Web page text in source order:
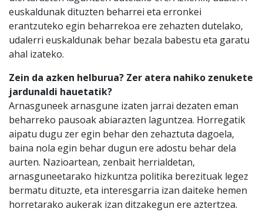
euskaldunak dituzten beharrei eta erronkei
erantzuteko egin beharrekoa ere zehazten dutelako,
udalerri euskaldunak behar bezala babestu eta garatu
ahal izateko.
Zein da azken helburua? Zer atera nahiko zenukete
jardunaldi hauetatik?
Arnasguneek arnasgune izaten jarrai dezaten eman
beharreko pausoak abiarazten laguntzea. Horregatik
aipatu dugu zer egin behar den zehaztuta dagoela,
baina nola egin behar dugun ere adostu behar dela
aurten. Nazioartean, zenbait herrialdetan,
arnasguneetarako hizkuntza politika berezituak legez
bermatu dituzte, eta interesgarria izan daiteke hemen
horretarako aukerak izan ditzakegun ere aztertzea.